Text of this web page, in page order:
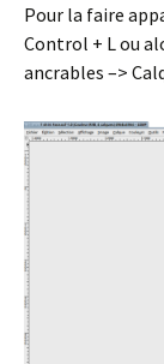
Pour la faire
Control + L ou
ancrables –>